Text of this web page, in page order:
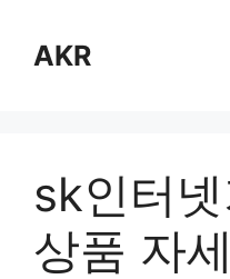
content
AKR
sk인터
상품 자